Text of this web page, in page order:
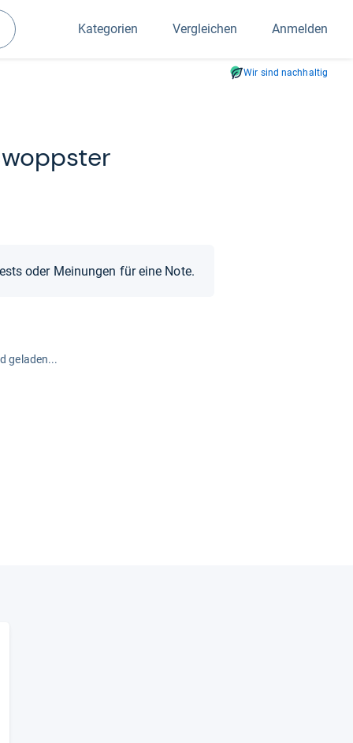
Suchen
Kategorien Vergleichen Anmelden
Wir sind nachhaltig
oder Meinungen für eine Note.
geladen...